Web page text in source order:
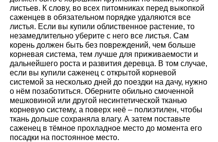
листьев. К слову, во всех питомниках перед выкопкой
саженцев в обязательном порядке удаляются все
листья. Если вы купили облиственное растение, то
незамедлительно уберите с него все листья. Сам
корень должен быть без повреждений, чем больше
корневая система, тем лучше для приживаемости и
дальнейшего роста и развития деревца. В том случае,
если вы купили саженец с открытой корневой
системой за несколько дней до поездки на дачу, нужно
о нём позаботиться. Оберните обильно смоченной
мешковиной или другой несинтетической тканью
корневую систему, а поверх неё – полиэтилен, чтобы
ткань дольше сохраняла влагу. А затем поставьте
саженец в тёмное прохладное место до момента его
посадки на постоянное место.